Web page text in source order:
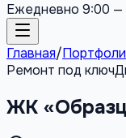
Ежедневно 9:00 —
Главная/
Ремонт под ключ
ЖК